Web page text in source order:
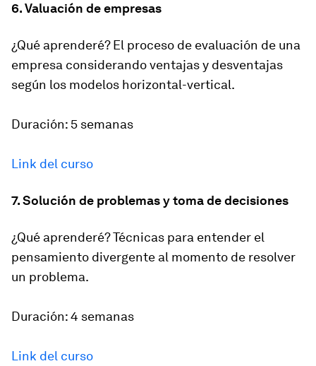
6. Valuación de empresas
¿Qué aprenderé? El proceso de evaluación de una
empresa considerando ventajas y desventajas
según los modelos horizontal-vertical.
Duración: 5 semanas
Link del curso
7. Solución de problemas y toma de decisiones
¿Qué aprenderé? Técnicas para entender el
pensamiento divergente al momento de resolver
un problema.
Duración: 4 semanas
Link del curso